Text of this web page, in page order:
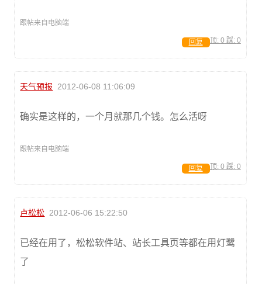
跟帖来自电脑端
顶: 0 踩: 0
回复
天气预报 2012-06-08 11:06:09
确实是这样的，一个月就那几个钱。怎么活呀
跟帖来自电脑端
顶: 0 踩: 0
回复
卢松松 2012-06-06 15:22:50
已经在用了，松松软件站、站长工具页等都在用灯鹭
了